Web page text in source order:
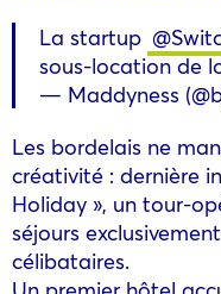
La startup
sous-location de
— Maddyness
Les bordelais ne
créativité : dernière
Holiday », un tour-
séjours
célibataires.